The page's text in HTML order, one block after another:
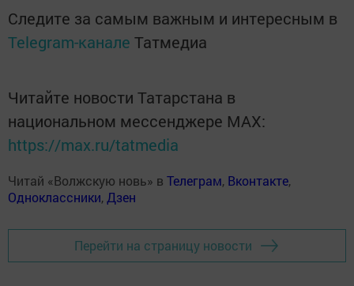
Следите за самым важным и интересным в
Telegram-канале Татмедиа
Читайте новости Татарстана в
национальном мессенджере MАХ:
https://max.ru/tatmedia
Читай «Волжскую новь» в Телеграм, Вконтакте,
Одноклассники, Дзен
Перейти на страницу новости